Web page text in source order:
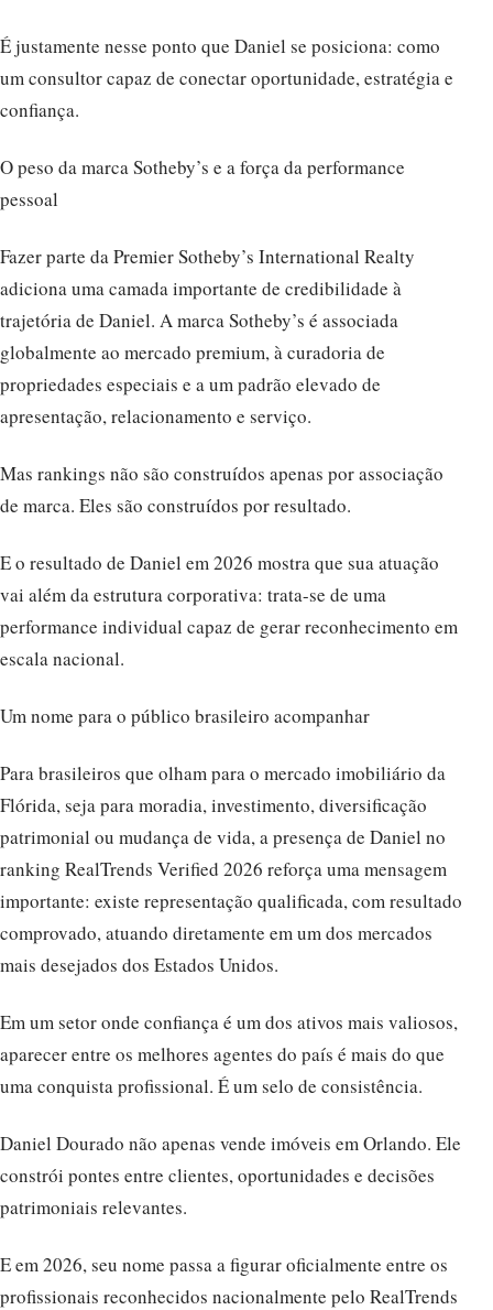
É justamente nesse ponto que Daniel se posiciona: como
um consultor capaz de conectar oportunidade, estratégia e
confiança.
O peso da marca Sotheby’s e a força da performance
pessoal
Fazer parte da Premier Sotheby’s International Realty
adiciona uma camada importante de credibilidade à
trajetória de Daniel. A marca Sotheby’s é associada
globalmente ao mercado premium, à curadoria de
propriedades especiais e a um padrão elevado de
apresentação, relacionamento e serviço.
Mas rankings não são construídos apenas por associação
de marca. Eles são construídos por resultado.
E o resultado de Daniel em 2026 mostra que sua atuação
vai além da estrutura corporativa: trata-se de uma
performance individual capaz de gerar reconhecimento em
escala nacional.
Um nome para o público brasileiro acompanhar
Para brasileiros que olham para o mercado imobiliário da
Flórida, seja para moradia, investimento, diversificação
patrimonial ou mudança de vida, a presença de Daniel no
ranking RealTrends Verified 2026 reforça uma mensagem
importante: existe representação qualificada, com resultado
comprovado, atuando diretamente em um dos mercados
mais desejados dos Estados Unidos.
Em um setor onde confiança é um dos ativos mais valiosos,
aparecer entre os melhores agentes do país é mais do que
uma conquista profissional. É um selo de consistência.
Daniel Dourado não apenas vende imóveis em Orlando. Ele
constrói pontes entre clientes, oportunidades e decisões
patrimoniais relevantes.
E em 2026, seu nome passa a figurar oficialmente entre os
profissionais reconhecidos nacionalmente pelo RealTrends